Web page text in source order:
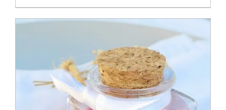
plusieurs
options
peuvent
être
choisies
sur
la
page